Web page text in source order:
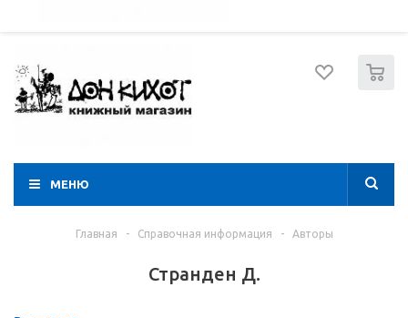
МЕНЮ
Главная - Справочная информация - Авторы
Странден Д.